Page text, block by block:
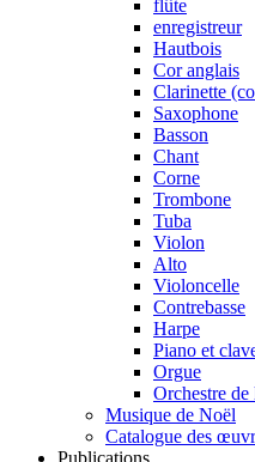
flûte
enregistreur
Hautbois
Cor anglais
Clarinette
Saxophone
Basson
Chant
Corne
Trombone
Tuba
Violon
Alto
Violoncelle
Contrebasse
Harpe
Piano et
Orgue
Orchestre de
Musique de Noël
Catalogue des
Publications